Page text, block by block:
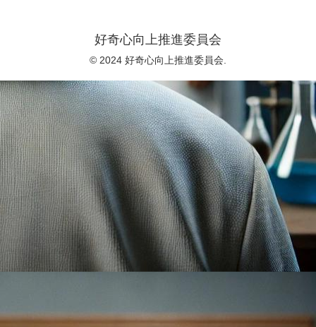
好奇心向上推進委員会
© 2024 好奇心向上推進委員会.